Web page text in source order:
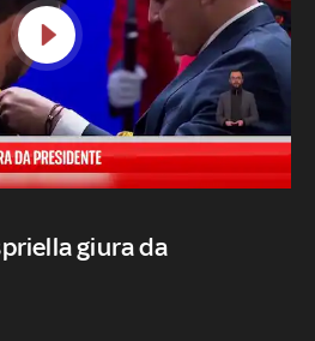
giura da